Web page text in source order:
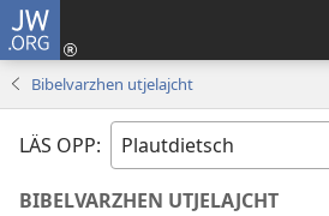
JW.ORG
Bibelvarzhen utjelajcht
LÄS OPP:
BIBELVARZHEN UTJELAJCHT